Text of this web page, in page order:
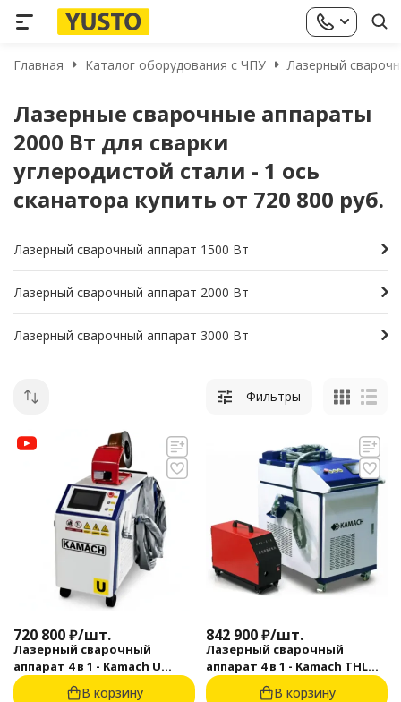
Главная Каталог оборудования с ЧПУ Лазерный
Лазерные сварочные аппараты
2000 Вт для сварки
углеродистой стали - 1 ось
сканатора купить от 720 800 руб.
Лазерный сварочный аппарат 1500 Вт
Лазерный сварочный аппарат 2000 Вт
Лазерный сварочный аппарат 3000 Вт
Фильтры
720 800₽/шт.
Лазерный сварочный
аппарат 4 в 1 - Kamach U
2000RE
В корзину
842 900₽/шт.
Лазерный сварочный
аппарат 4 в 1 - Kamach THL
R2000-S
В корзину